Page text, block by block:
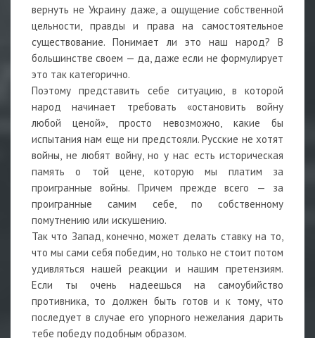
вернуть не Украину даже, а ощущение собственной
цельности, правды и права на самостоятельное
существование. Понимает ли это наш народ? В
большинстве своем — да, даже если не формулирует
это так категорично.
Поэтому представить себе ситуацию, в которой
народ начинает требовать «остановить войну
любой ценой», просто невозможно, какие бы
испытания нам еще ни предстояли. Русские не хотят
войны, не любят войну, но у нас есть историческая
память о той цене, которую мы платим за
проигранные войны. Причем прежде всего — за
проигранные самим себе, по собственному
помутнению или искушению.
Так что Запад, конечно, может делать ставку на то,
что мы сами себя победим, но только не стоит потом
удивляться нашей реакции и нашим претензиям.
Если ты очень надеешься на самоубийство
противника, то должен быть готов и к тому, что
последует в случае его упорного нежелания дарить
тебе победу подобным образом.